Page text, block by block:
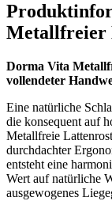
Metallfreier
Dorma Vita
vollendeter
Eine natürliche
die konsequent auf
Metallfreie
durchdachter
entsteht eine
Wert auf natürliche
ausgewogenes